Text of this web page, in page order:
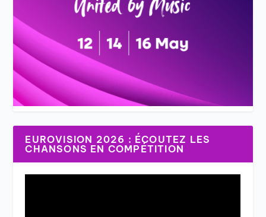
EUROVISION 2026 : ÉCOUTEZ LES
CHANSONS EN COMPÉTITION